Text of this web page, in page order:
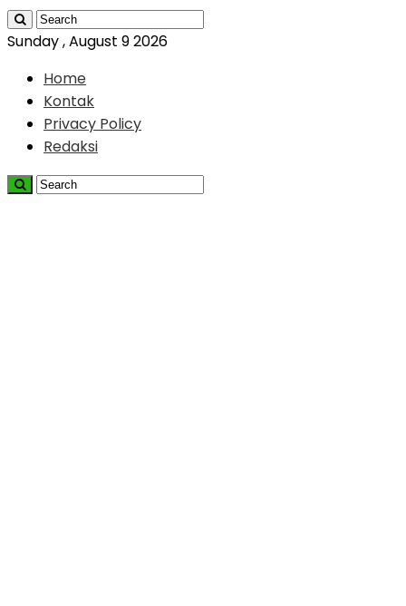
Sunday , August 9 2026
Home
Kontak
Privacy Policy
Redaksi